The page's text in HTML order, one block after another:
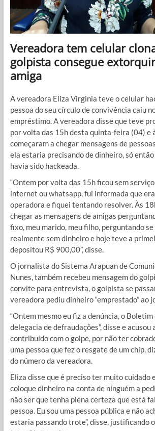
Vereadora tem celular
golpista consegue
amiga
A vereadora Eliza Virginia teve o celular
pessoa do seu círculo de convivência caiu
empréstimo. A vereadora disse que teve
por volta das 15h desta quinta-feira (04) e
começaram a chegar mensagens de
ela estaria precisando de dinheiro, só
havia sido hackeada.
“Ontem por volta das 15h ficou sem
internet ou whatsapp, fui informada que
operadora e fiquei tentando resolver. Às
chegar as mensagens de amigas
fixo, meu marido, meu filho, perguntando
realmente sem dinheiro e hoje teve a
depositou R$ 900,00”, disse.
O jornalista do Sistema Arapuan de
Nunes, também recebeu mensagem do
convite para entrevista, o golpista se
vereadora pediu dinheiro “emprestado” ao
“Ontem mesmo eu fiz a denúncia, o
delegacia de defraudações”, disse e
contribuído com o golpe, por não ter
uma pessoa que fez o resgate de um chip,
do número da vereadora.
Eliza disse que é preciso ter muito cuidado
coloque dinheiro na conta de ninguém a
não ser que tenha plena certeza que está
pessoa. Eu sou uma pessoa pública e não
estaria passando trote”, disse, justificando